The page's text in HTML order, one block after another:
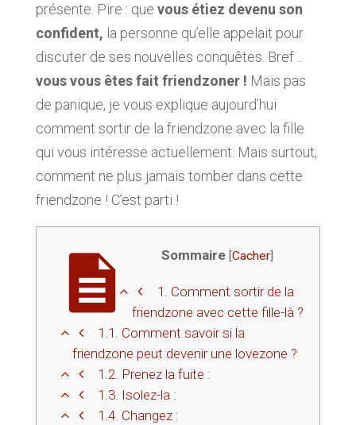
présente. Pire : que vous étiez devenu son
confident, la personne qu’elle appelait pour
discuter de ses nouvelles conquêtes. Bref ..
vous vous êtes fait friendzoner ! Mais pas
de panique, je vous explique aujourd’hui
comment sortir de la friendzone avec la fille
qui vous intéresse actuellement. Mais surtout,
comment ne plus jamais tomber dans cette
friendzone ! C’est parti !
Sommaire [Cacher]
1. Comment sortir de la
friendzone avec cette fille-là ?
1.1. Comment savoir si la
friendzone peut devenir une lovezone ?
1.2. Prenez la fuite :
1.3. Isolez-la :
1.4. Changez :